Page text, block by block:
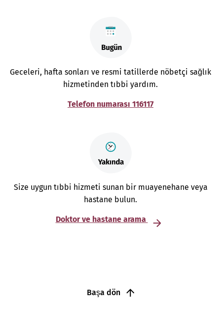
Geceleri, hafta sonları ve resmi tatillerde nöbetçi sağlık
hizmetinden tıbbi yardım.
Telefon numarası 116117
Size uygun tıbbi hizmeti sunan bir muayenehane veya
hastane bulun.
Doktor ve hastane arama
Başa dön